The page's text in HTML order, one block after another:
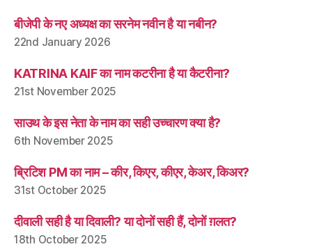
बीजेपी के नए अध्यक्ष का सरनेम नवीन है या नबीन?
22nd January 2026
KATRINA KAIF का नाम कटरीना है या कैटरीना?
21st November 2025
साउथ के इस नेता के नाम का सही उच्चारण क्या है?
6th November 2025
ब्रिटिश PM का नाम – कीर, किएर, कीएर, केअर, किअर?
31st October 2025
दीवाली सही है या दिवाली? या दोनों सही हैं, दोनों ग़लत?
18th October 2025